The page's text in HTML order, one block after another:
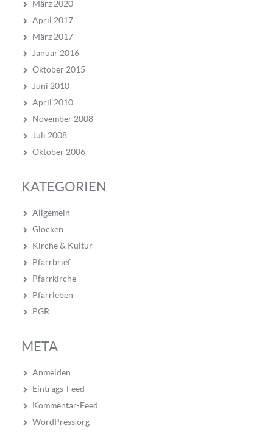
März 2020
April 2017
März 2017
Januar 2016
Oktober 2015
Juni 2010
April 2010
November 2008
Juli 2008
Oktober 2006
KATEGORIEN
Allgemein
Glocken
Kirche & Kultur
Pfarrbrief
Pfarrkirche
Pfarrleben
PGR
META
Anmelden
Eintrags-Feed
Kommentar-Feed
WordPress.org